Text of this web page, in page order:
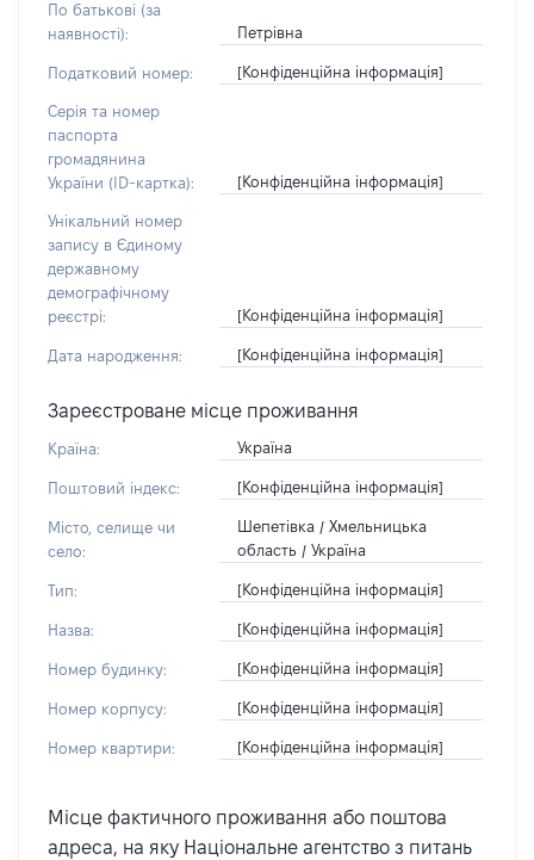
По батькові (за
наявності):
Петрівна
Податковий номер: [Конфіденційна інформація]
Серія та номер
паспорта
громадянина
України (ID-картка):
[Конфіденційна інформація]
Унікальний номер
запису в Єдиному
державному
демографічному
реєстрі:
[Конфіденційна інформація]
Дата народження: [Конфіденційна інформація]
Зареєстроване місце проживання
Країна: Україна
Поштовий індекс: [Конфіденційна інформація]
Місто, селище чи
село:
Шепетівка / Хмельницька
область / Україна
Тип: [Конфіденційна інформація]
Назва: [Конфіденційна інформація]
Номер будинку: [Конфіденційна інформація]
Номер корпусу: [Конфіденційна інформація]
Номер квартири: [Конфіденційна інформація]
Місце фактичного проживання або поштова
адреса, на яку Національне агентство з питань